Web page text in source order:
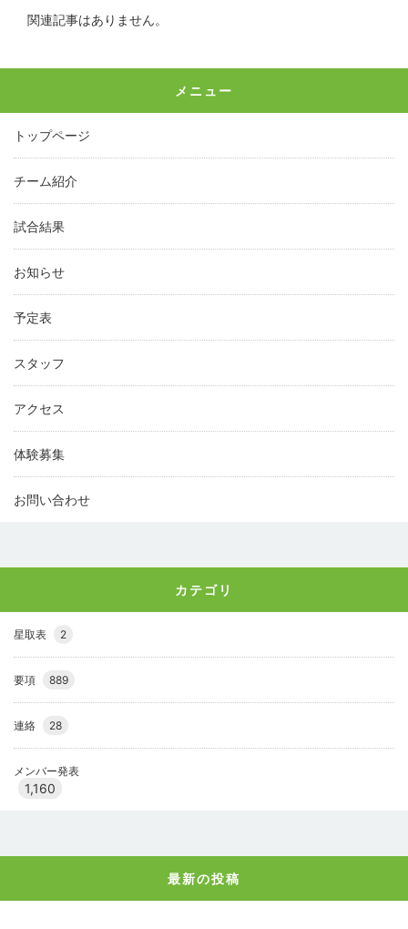
関連記事はありません。
メニュー
トップページ
チーム紹介
試合結果
お知らせ
予定表
スタッフ
アクセス
体験募集
お問い合わせ
カテゴリ
星取表 2
要項 889
連絡 28
メンバー発表
1,160
最新の投稿